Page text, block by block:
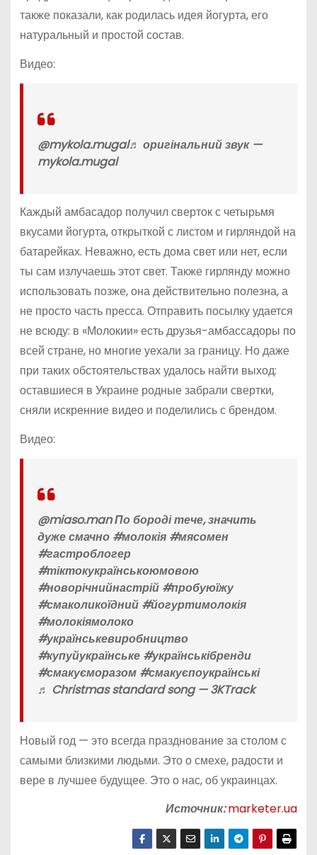
также показали, как родилась идея йогурта, его
натуральный и простой состав.
Видео:
@mykola.mugal♬ оригінальний звук —
mykola.mugal
Каждый амбасадор получил сверток с четырьмя
вкусами йогурта, открыткой с листом и гирляндой на
батарейках. Неважно, есть дома свет или нет, если
ты сам излучаешь этот свет. Также гирлянду можно
использовать позже, она действительно полезна, а
не просто часть пресса. Отправить посылку удается
не всюду: в «Молокии» есть друзья-амбассадоры по
всей стране, но многие уехали за границу. Но даже
при таких обстоятельствах удалось найти выход:
оставшиеся в Украине родные забрали свертки,
сняли искренние видео и поделились с брендом.
Видео:
@miaso.man По бороді тече, значить
дуже смачно #молокія #мясомен
#гастроблогер
#тіктокукраїнськоюмовою
#новорічнийнастрій #пробуюїжу
#смаколикоїдний #йогуртимолокія
#молокіямолоко
#українськевиробництво
#купуйукраїнське #українськібренди
#смакуєморазом #смакуєпоукраїнські
♬ Christmas standard song — 3KTrack
Новый год — это всегда празднование за столом с
самыми близкими людьми. Это о смехе, радости и
вере в лучшее будущее. Это о нас, об украинцах.
Источник: marketer.ua